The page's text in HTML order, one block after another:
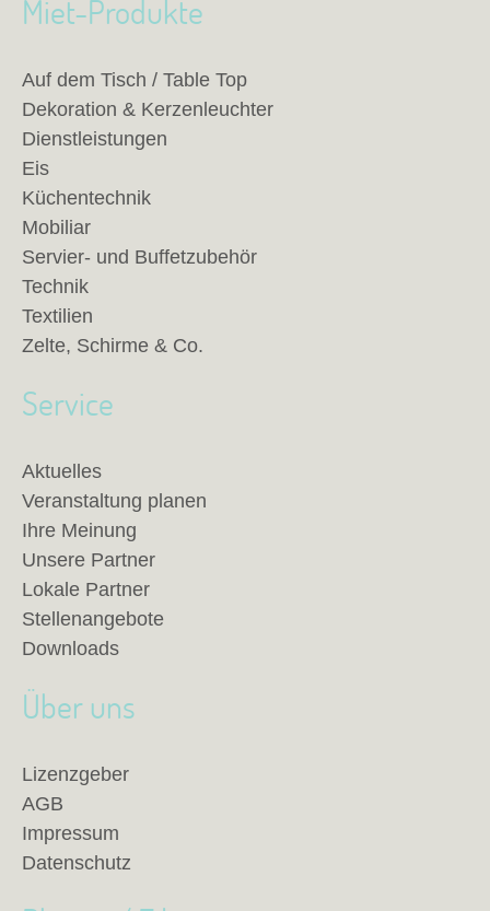
Miet-Produkte
Auf dem Tisch / Table Top
Dekoration & Kerzenleuchter
Dienstleistungen
Eis
Küchentechnik
Mobiliar
Servier- und Buffetzubehör
Technik
Textilien
Zelte, Schirme & Co.
Service
Aktuelles
Veranstaltung planen
Ihre Meinung
Unsere Partner
Lokale Partner
Stellenangebote
Downloads
Über uns
Lizenzgeber
AGB
Impressum
Datenschutz